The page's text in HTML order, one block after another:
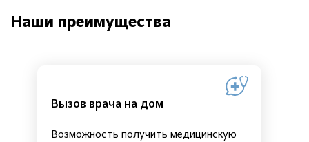
Наши преимущества
Вызов врача на дом
Возможность получить медицинскую